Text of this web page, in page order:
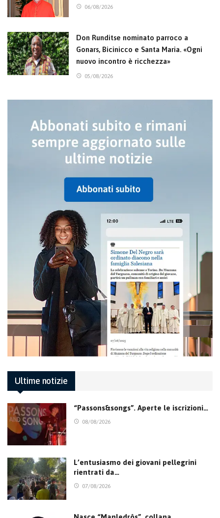
06/08/2026
Don Runditse nominato parroco a
Gonars, Bicinicco e Santa Maria. «Ogni
nuovo incontro è ricchezza»
05/08/2026
Ultime notizie
“Passons&songs”. Aperte le iscrizioni…
08/08/2026
L’entusiasmo dei giovani pellegrini
rientrati da…
07/08/2026